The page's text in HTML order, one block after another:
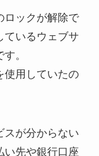
ロックが解除で
ているウェブサ
。
使用していたの
スが分からない
い先や銀行口座